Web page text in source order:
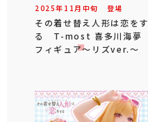
2025年 11 月 中旬 登場
その着せ替え人形は恋をす
る T-most 喜多川海夢
フィギュア～リズver.～